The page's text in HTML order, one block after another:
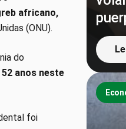
africano,
(ONU).
do
anos neste
foi